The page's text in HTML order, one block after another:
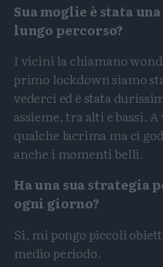
Sua moglie è stata
lungo percorso?
I vicini la chiamano
primo lockdown siamo
vederci ed è stata
assieme, tra alti e bassi.
qualche lacrima ma ci
anche i momenti belli.
Ha una sua strategia
ogni giorno?
Si, mi pongo piccoli
medio periodo.